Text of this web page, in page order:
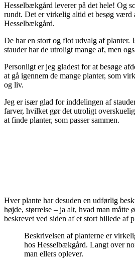
Hesselbækgård leverer på det hele! Og
rundt. Det er virkelig altid et besøg værd
Hesselbækgård.
De har en stort og flot udvalg af planter.
stauder har de utroligt mange af, men
Personligt er jeg gladest for at besøge
at gå igennem de mange planter, som
og liv.
Jeg er især glad for inddelingen af
farver, hvilket gør det utroligt
at finde planter, som passer sammen.
Hver plante har desuden en udførlig
højde, størrelse – ja alt, hvad man måtte
beskrevet ved siden af et stort billede af
Beskrivelsen af planterne er
hos Hesselbækgård. Langt over
man ellers oplever.